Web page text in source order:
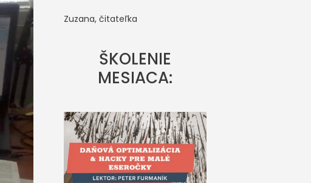
Zuzana, čitateľka
ŠKOLENIE
MESIACA: